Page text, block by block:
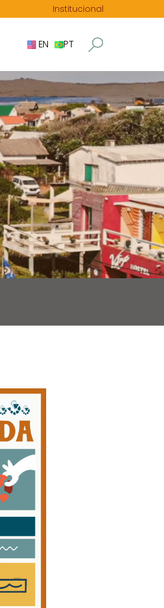
Institucional
EN PT